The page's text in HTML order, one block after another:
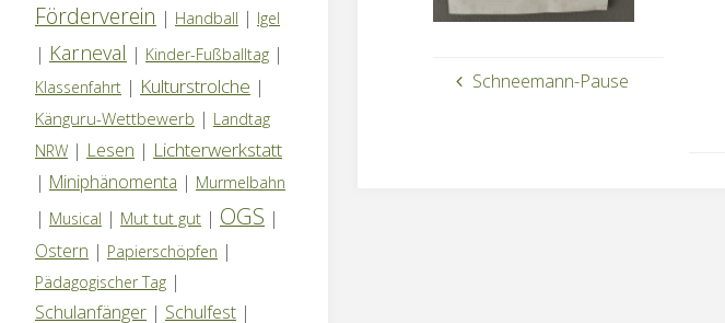
Schneemann-Pause
Förderverein | Handball | Igel
| Karneval | Kinder-Fußballtag |
Klassenfahrt | Kulturstrolche |
Känguru-Wettbewerb | Landtag
NRW | Lesen | Lichterwerkstatt
| Miniphänomenta | Murmelbahn
| Musical | Mut tut gut | OGS |
Ostern | Papierschöpfen |
Pädagogischer Tag |
Schulanfänger | Schulfest |